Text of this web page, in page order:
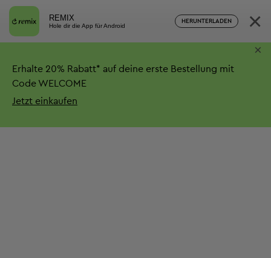
REMIX
Hole dir die App für Android
HERUNTERLADEN ×
Erhalte 20% Rabatt* auf deine erste Bestellung mit
Code WELCOME
Jetzt einkaufen
×